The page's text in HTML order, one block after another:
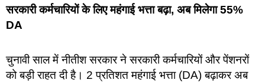
सरकारी कर्मचारियों के लिए महंगाई भत्ता बढ़ा, अब मिलेगा 55%
DA
चुनावी साल में नीतीश सरकार ने सरकारी कर्मचारियों और पेंशनरों
को बड़ी राहत दी है। 2 प्रतिशत महंगाई भत्ता (DA) बढ़ाकर अब